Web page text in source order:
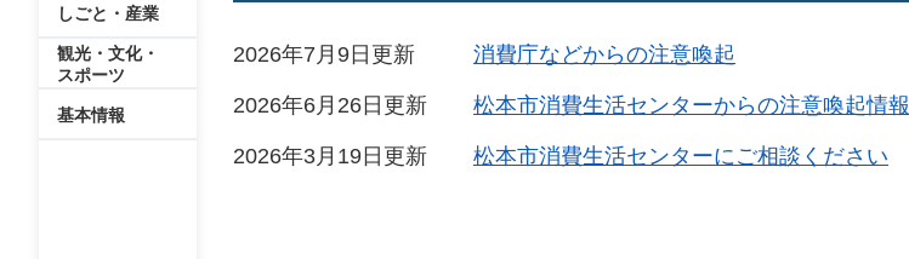
しごと・産業
観光・文化・
スポーツ
基本情報
2026年7月9日更新 消費庁などからの注意喚起
2026年6月26日更新 松本市消費生活センターからの注意喚起情報
2026年3月19日更新 松本市消費生活センターにご相談ください